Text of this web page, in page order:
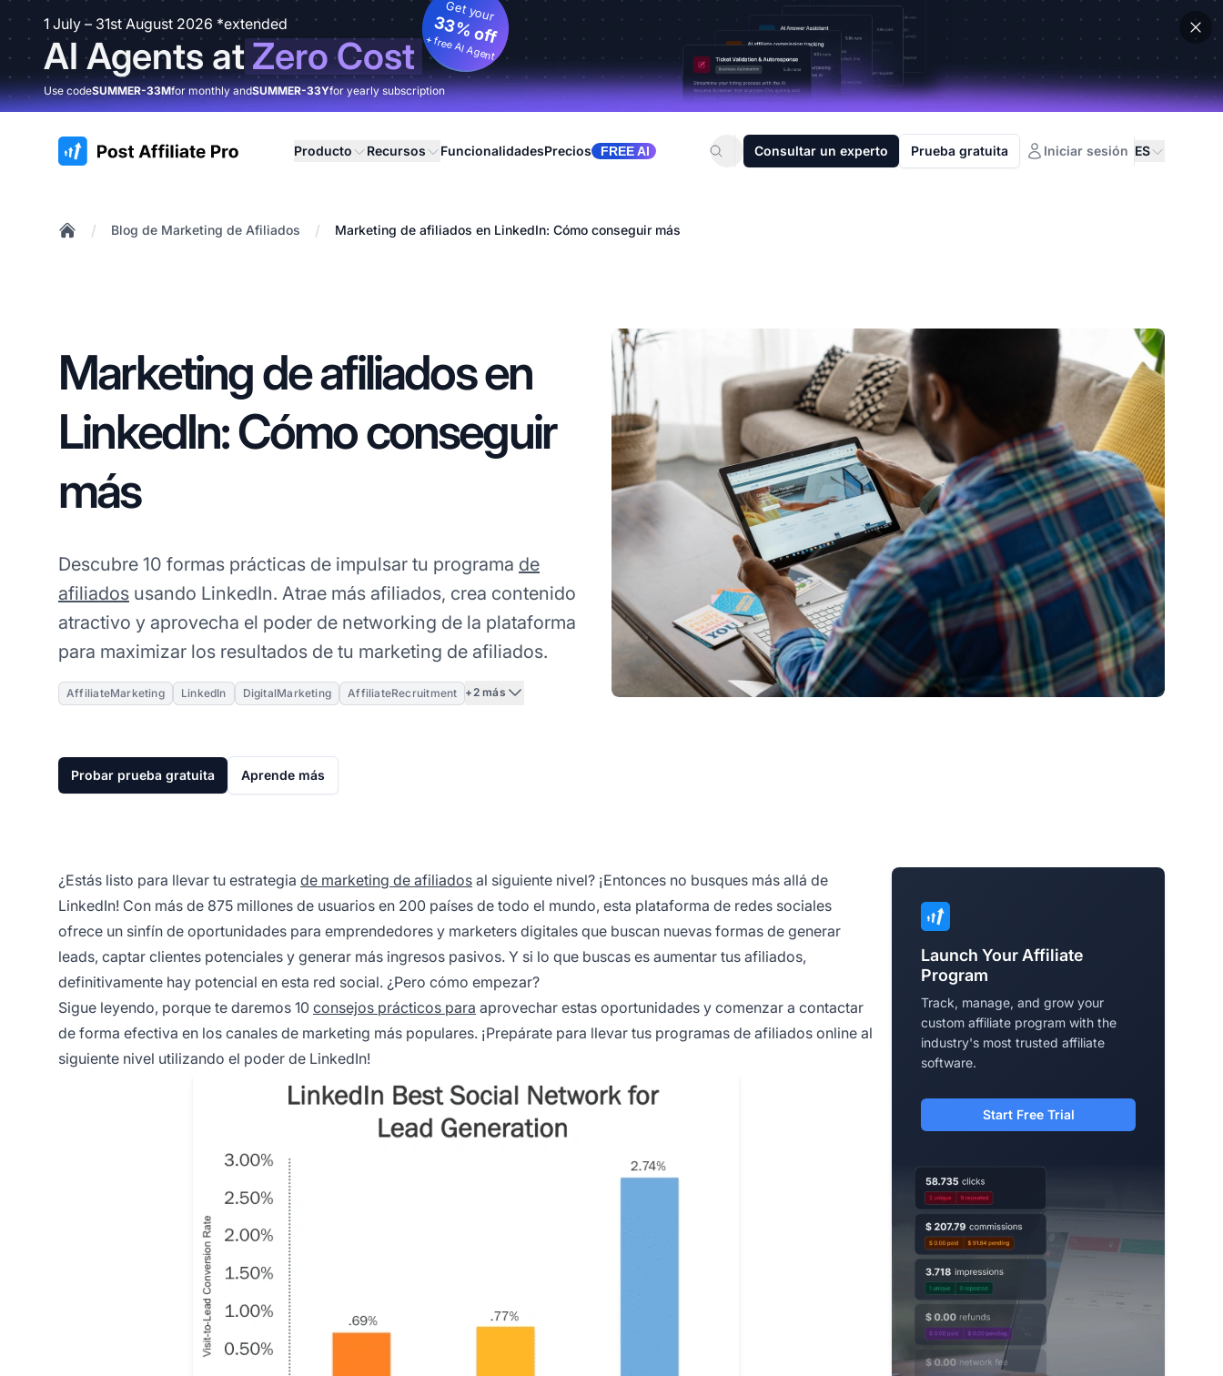
1 July – 31st August 2026 *extended
AI Agents atZero Cost
Get your
33% off
+ free AI Agent
Use codeSUMMER-33Mfor monthly andSUMMER-33Yfor yearly subscription
:site.title Producto Recursos FuncionalidadesPrecios FREE AI Consultar un experto Prueba gratuita Iniciar sesión ES
/ Blog de Marketing de Afiliados / Marketing de afiliados en LinkedIn: Cómo conseguir más
Marketing de afiliados en
LinkedIn: Cómo conseguir
más
Descubre 10 formas prácticas de impulsar tu programa de
afiliados usando LinkedIn. Atrae más afiliados, crea contenido
atractivo y aprovecha el poder de networking de la plataforma
para maximizar los resultados de tu marketing de afiliados.
AffiliateMarketing LinkedIn DigitalMarketing AffiliateRecruitment +2 más
Probar prueba gratuita Aprende más
¿Estás listo para llevar tu estrategia de marketing de afiliados al siguiente nivel? ¡Entonces no busques más allá de
LinkedIn! Con más de 875 millones de usuarios en 200 países de todo el mundo, esta plataforma de redes sociales
ofrece un sinfín de oportunidades para emprendedores y marketers digitales que buscan nuevas formas de generar
leads, captar clientes potenciales y generar más ingresos pasivos. Y si lo que buscas es aumentar tus afiliados,
definitivamente hay potencial en esta red social. ¿Pero cómo empezar?
Sigue leyendo, porque te daremos 10 consejos prácticos para aprovechar estas oportunidades y comenzar a contactar
de forma efectiva en los canales de marketing más populares. ¡Prepárate para llevar tus programas de afiliados online al
siguiente nivel utilizando el poder de LinkedIn!
Launch Your Affiliate
Program
Track, manage, and grow your
custom affiliate program with the
industry's most trusted affiliate
software.
Start Free Trial